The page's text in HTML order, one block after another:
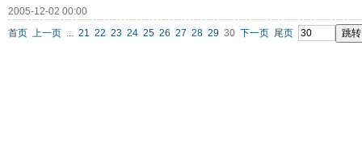
2005-12-02 00:00
首页 上一页 ... 21 22 23 24 25 26 27 28 29 30 下一页 尾页